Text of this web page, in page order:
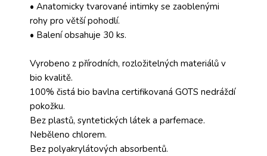
• Anatomicky tvarované intimky se zaoblenými
rohy pro větší pohodlí.
• Balení obsahuje 30 ks.
Vyrobeno z přírodních, rozložitelných materiálů v
bio kvalitě.
100% čistá bio bavlna certifikovaná GOTS nedráždí
pokožku.
Bez plastů, syntetických látek a parfemace.
Neběleno chlorem.
Bez polyakrylátových absorbentů.